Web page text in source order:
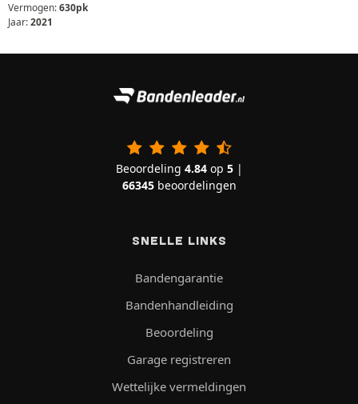
Vermogen:630pk
Jaar:2021
Beoordeling 4.84op 5|
66345beoordelingen
SNELLE LINKS
Bandengarantie
Bandenhandleiding
Beoordeling
Garage registreren
Wettelijke vermeldingen